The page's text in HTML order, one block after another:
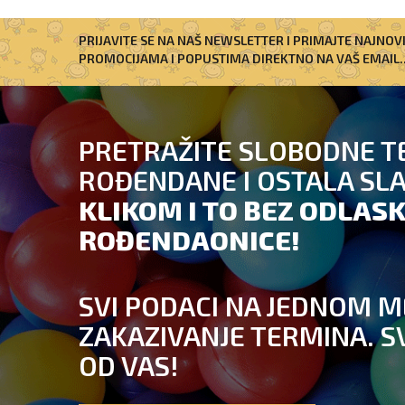
PRIJAVITE SE NA NAŠ NEWSLETTER I PRIMAJTE
PROMOCIJAMA I POPUSTIMA DIREKTNO NA VAŠ
PRETRAŽITE SLOBODNE
ROĐENDANE I OSTALA
KLIKOM I TO BEZ
ROĐENDAONICE!
SVI PODACI NA JEDNOM
ZAKAZIVANJE TERMINA.
OD VAS!